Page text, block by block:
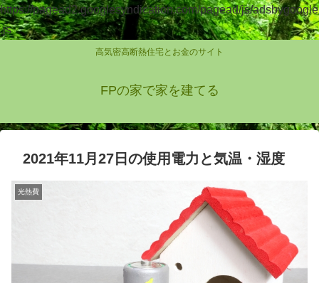
https://pagead2.googlesyndication.com/pagead/js/adsbygoogle
.js
高気密高断熱住宅とお金のサイト
FPの家で家を建てる
2021年11月27日の使用電力と気温・湿度
光熱費